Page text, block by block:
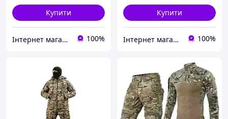
Купити
Інтернет магазин ВСІМ ОПТ 100%
Купити
Інтернет магазин ВСІМ ОПТ 100%